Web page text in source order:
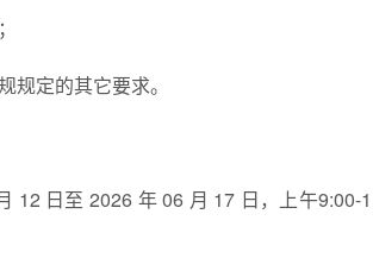
规定的其它要求。
12 日至 2026 年 06 月 17 日，上午